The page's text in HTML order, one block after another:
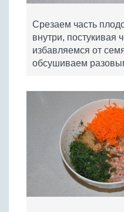
Срезаем часть
внутри, постукивая
избавляемся от
обсушиваем